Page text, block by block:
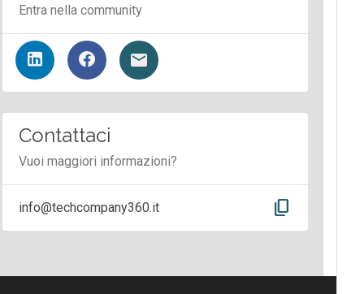
Entra nella community
Contattaci
Vuoi maggiori informazioni?
info@techcompany360.it content_copy